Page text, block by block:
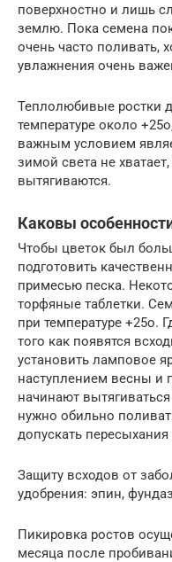
поверхностно и лишь
землю. Пока семена
очень часто поливать,
увлажнения очень
Теплолюбивые ростки
температуре около
важным условием
зимой света не
вытягиваются.
Каковы
Чтобы цветок был
подготовить
примесью песка.
торфяные таблетки.
при температуре +25о.
того как появятся
установить ламповое
наступлением весны и
начинают
нужно обильно
допускать
Защиту всходов от
удобрения: эпин,
Пикировка ростов
месяца после